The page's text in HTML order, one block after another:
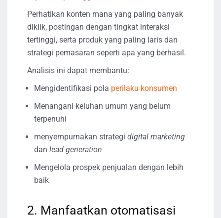
Perhatikan konten mana yang paling banyak
diklik, postingan dengan tingkat interaksi
tertinggi, serta produk yang paling laris dan
strategi pemasaran seperti apa yang berhasil.
Analisis ini dapat membantu:
Mengidentifikasi pola perilaku konsumen
Menangani keluhan umum yang belum
terpenuhi
menyempurnakan strategi digital marketing
dan lead generation
Mengelola prospek penjualan dengan lebih
baik
2. Manfaatkan otomatisasi